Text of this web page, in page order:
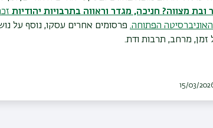
ובת מצווה? חניכה, מגדר וראווה בתרבויות יהודיות
הפתוחה. פרסומים אחרים עסקו, נוסף על
זמן, מרחב, תרבות ודת.